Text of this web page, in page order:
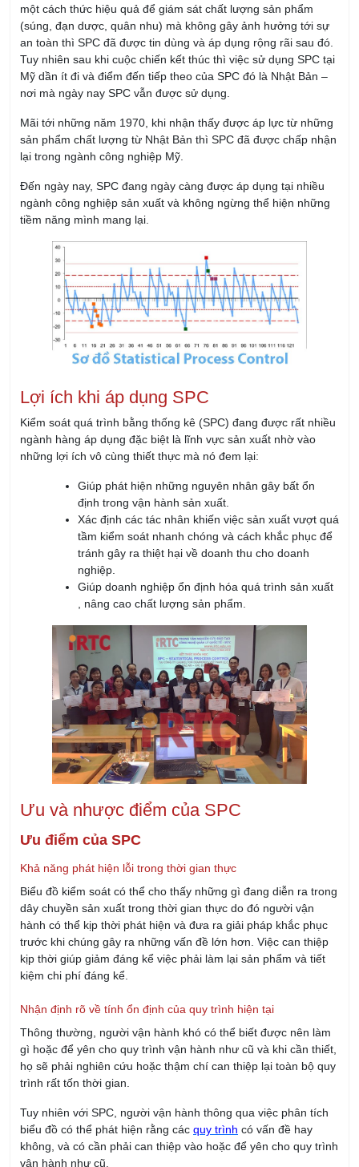
nơi mà ngày nay SPC vẫn được sử dụng.
Mãi tới những năm 1970, khi nhận thấy được áp lực từ những
sản phẩm chất lượng từ Nhật Bản thì SPC đã được chấp nhận
lại trong ngành công nghiệp Mỹ.
ngành công nghiệp sản xuất và không ngừng thể hiện những
tiềm năng mình mang lại.
Lợi ích khi áp dụng SPC
Kiểm soát quá trình bằng thống kê (SPC) đang được rất nhiều
ngành hàng áp dụng đặc biệt là lĩnh vực sản xuất nhờ vào
định trong vận hành sản xuất.
Xác định các tác nhân khiến việc sản xuất vượt quá
tầm kiểm soát nhanh chóng và cách khắc phục để
tránh gây ra thiệt hại về doanh thu cho doanh
nghiệp.
Giúp doanh nghiệp ổn định hóa quá trình sản xuất
, nâng cao chất lượng sản phẩm.
Ưu và nhược điểm của SPC
Ưu điểm của SPC
Biểu đồ kiểm soát có thể cho thấy những gì đang diễn ra trong
dây chuyền sản xuất trong thời gian thực do đó người vận
trước khi chúng gây ra những vấn đề lớn hơn. Việc can thiệp
kịp thời giúp giảm đáng kể việc phải làm lại sản phẩm và tiết
kiệm chi phí đáng kể.
Nhận định rõ về tính ổn định của quy trình hiện tại
Thông thường, người vận hành khó có thể biết được nên làm
gì hoặc để yên cho quy trình vận hành như cũ và khi cần thiết,
trình rất tốn thời gian.
Tuy nhiên với SPC, người vận hành thông qua việc phân tích
biểu đồ có thể phát hiện rằng cácquy trình có vấn đề hay
không, và có cần phải can thiệp vào hoặc để yên cho quy trình
vận hành như cũ.
Cung cấp nguồn thông tin chính xác và đồng bộ cho các bên
liên quan